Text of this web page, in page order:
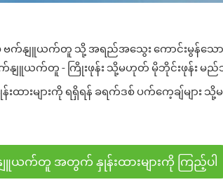
က်နျူယက်တူ သို့ အရည်အသွေး ကောင်းမွန်သော ဖု
ဗက်နျူယက်တူ - ကြိုးဖုန်း သို့မဟုတ် မိုဘိုင်းဖုန်း မ
းများကို ရရှိရန် ခရက်ဒစ် ပက်ကေ့ချ်များ
ယက်တူ အတွက် နှုန်းထားများကို ကြည့်ပါ